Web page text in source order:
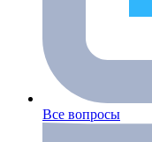
Все вопросы